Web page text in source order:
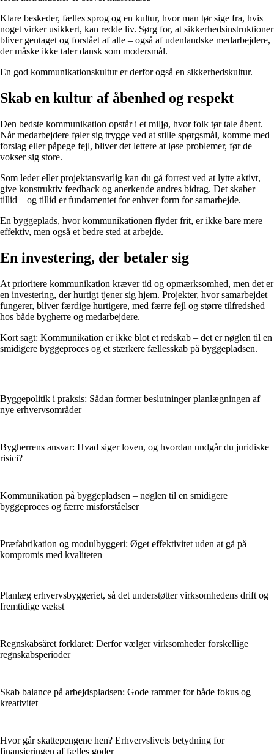
Klare beskeder, fælles sprog og en kultur, hvor man tør sige fra, hvis
noget virker usikkert, kan redde liv. Sørg for, at sikkerhedsinstruktioner
bliver gentaget og forstået af alle – også af udenlandske medarbejdere,
der måske ikke taler dansk som modersmål.
En god kommunikationskultur er derfor også en sikkerhedskultur.
Skab en kultur af åbenhed og respekt
Den bedste kommunikation opstår i et miljø, hvor folk tør tale åbent.
Når medarbejdere føler sig trygge ved at stille spørgsmål, komme med
forslag eller påpege fejl, bliver det lettere at løse problemer, før de
vokser sig store.
Som leder eller projektansvarlig kan du gå forrest ved at lytte aktivt,
give konstruktiv feedback og anerkende andres bidrag. Det skaber
tillid – og tillid er fundamentet for enhver form for samarbejde.
En byggeplads, hvor kommunikationen flyder frit, er ikke bare mere
effektiv, men også et bedre sted at arbejde.
En investering, der betaler sig
At prioritere kommunikation kræver tid og opmærksomhed, men det er
en investering, der hurtigt tjener sig hjem. Projekter, hvor samarbejdet
fungerer, bliver færdige hurtigere, med færre fejl og større tilfredshed
hos både bygherre og medarbejdere.
Kort sagt: Kommunikation er ikke blot et redskab – det er nøglen til en
smidigere byggeproces og et stærkere fællesskab på byggepladsen.
Byggepolitik i praksis: Sådan former beslutninger planlægningen af
nye erhvervsområder
Bygherrens ansvar: Hvad siger loven, og hvordan undgår du juridiske
risici?
Kommunikation på byggepladsen – nøglen til en smidigere
byggeproces og færre misforståelser
Præfabrikation og modulbyggeri: Øget effektivitet uden at gå på
kompromis med kvaliteten
Planlæg erhvervsbyggeriet, så det understøtter virksomhedens drift og
fremtidige vækst
Regnskabsåret forklaret: Derfor vælger virksomheder forskellige
regnskabsperioder
Skab balance på arbejdspladsen: Gode rammer for både fokus og
kreativitet
Hvor går skattepengene hen? Erhvervslivets betydning for
finansieringen af fælles goder